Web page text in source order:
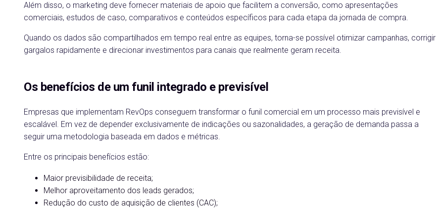
Além disso, o marketing deve fornecer materiais de apoio que facilitem a conversão, como apresentações
comerciais, estudos de caso, comparativos e conteúdos específicos para cada etapa da jornada de compra.
Quando os dados são compartilhados em tempo real entre as equipes, torna-se possível otimizar campanhas, corrigir
gargalos rapidamente e direcionar investimentos para canais que realmente geram receita.
Os benefícios de um funil integrado e previsível
Empresas que implementam RevOps conseguem transformar o funil comercial em um processo mais previsível e
escalável. Em vez de depender exclusivamente de indicações ou sazonalidades, a geração de demanda passa a
seguir uma metodologia baseada em dados e métricas.
Entre os principais benefícios estão:
Maior previsibilidade de receita;
Melhor aproveitamento dos leads gerados;
Redução do custo de aquisição de clientes (CAC);